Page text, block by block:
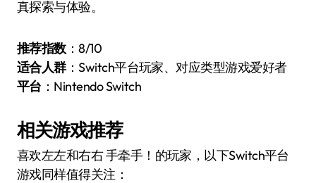
真探索与体验。
推荐指数：8/10
适合人群：Switch平台玩家、对应类型游戏爱好者
平台 ：Nintendo Switch
相关游戏推荐
喜欢左左和右右 手牵手！的玩家，以下Switch平台
游戏同样值得关注：